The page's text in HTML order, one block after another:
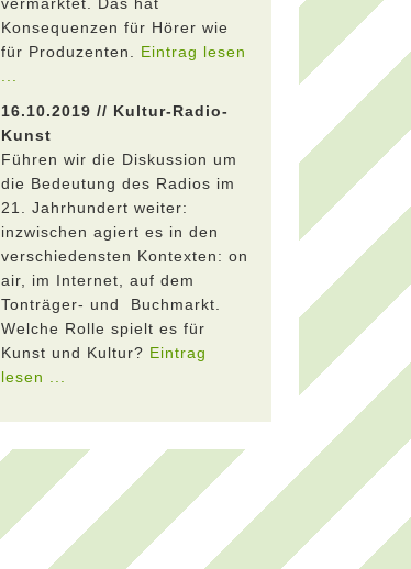
Konsequenzen für Hörer wie
für Produzenten. Eintrag lesen
16.10.2019 // Kultur-Radio-
Kunst
Führen wir die Diskussion um
die Bedeutung des Radios im
21. Jahrhundert weiter:
inzwischen agiert es in den
verschiedensten Kontexten: on
air, im Internet, auf dem
Tonträger- und Buchmarkt.
Welche Rolle spielt es für
Kunst und Kultur? Eintrag
lesen ...